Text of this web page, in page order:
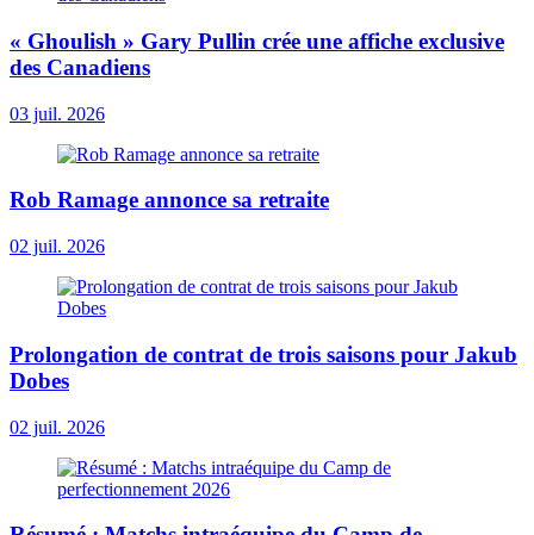
« Ghoulish » Gary Pullin crée une affiche exclusive
des Canadiens
03 juil. 2026
Rob Ramage annonce sa retraite
02 juil. 2026
Prolongation de contrat de trois saisons pour Jakub
Dobes
02 juil. 2026